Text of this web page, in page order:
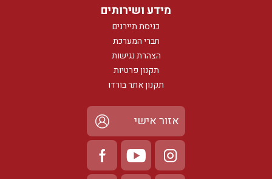
מידע ושירותים
כניסת תיירנים
חברי המערכת
הצהרת נגישות
תקנון פרטיות
תקנון אתר בורדו
אזור אישי